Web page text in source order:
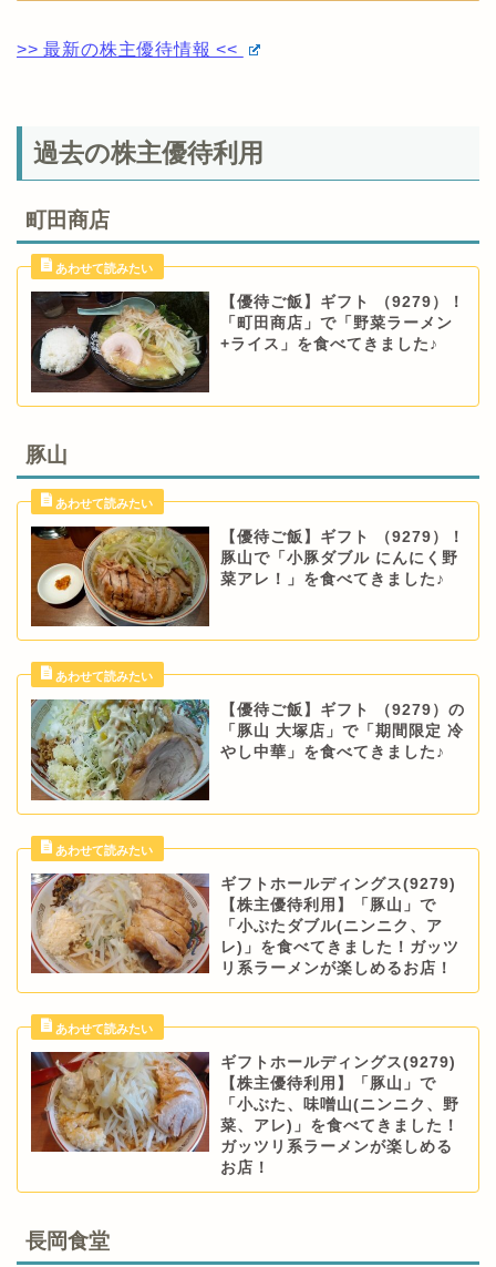
>> 最新の株主優待情報 <<
過去の株主優待利用
町田商店
【優待ご飯】ギフト （9279）！
「町田商店」で「野菜ラーメン
+ライス」を食べてきました♪
豚山
【優待ご飯】ギフト （9279）！
豚山で「小豚ダブル にんにく野
菜アレ！」を食べてきました♪
【優待ご飯】ギフト （9279）の
「豚山 大塚店」で「期間限定 冷
やし中華」を食べてきました♪
ギフトホールディングス(9279)
【株主優待利用】「豚山」で
「小ぶたダブル(ニンニク、ア
レ)」を食べてきました！ガッツ
リ系ラーメンが楽しめるお店！
ギフトホールディングス(9279)
【株主優待利用】「豚山」で
「小ぶた、味噌山(ニンニク、野
菜、アレ)」を食べてきました！
ガッツリ系ラーメンが楽しめる
お店！
長岡食堂